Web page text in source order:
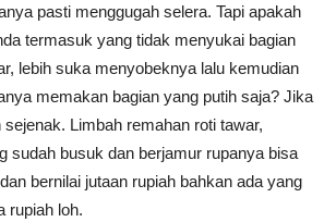
pasti menggugah selera. Tapi apakah
termasuk yang tidak menyukai bagian
lebih suka menyobeknya lalu kemudian
memakan bagian yang putih saja? Jika
Limbah remahan roti tawar,
sudah busuk dan berjamur rupanya bisa
bernilai jutaan rupiah bahkan ada yang
rupiah loh.